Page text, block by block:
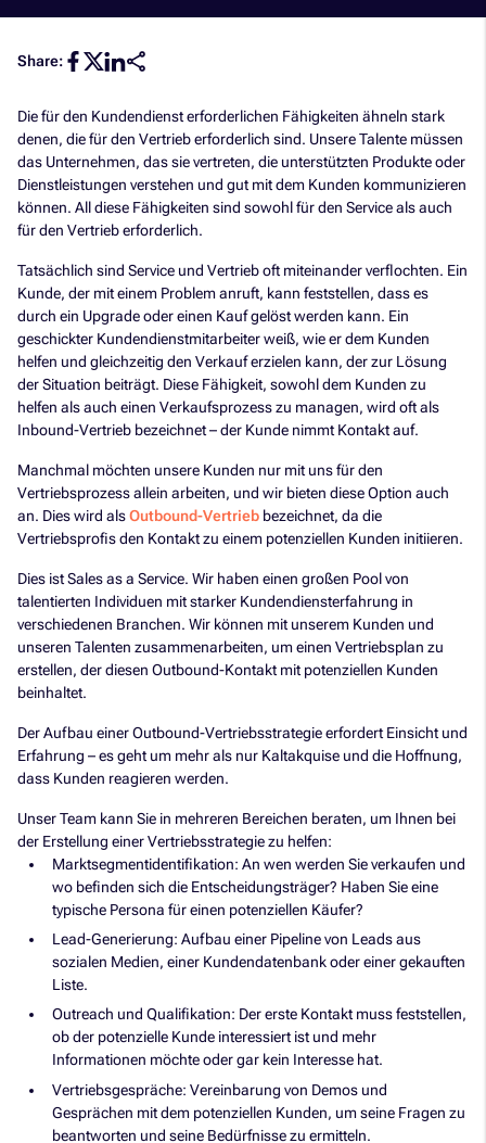
Share:
Die für den Kundendienst erforderlichen Fähigkeiten ähneln stark
denen, die für den Vertrieb erforderlich sind. Unsere Talente müssen
das Unternehmen, das sie vertreten, die unterstützten Produkte oder
Dienstleistungen verstehen und gut mit dem Kunden kommunizieren
können. All diese Fähigkeiten sind sowohl für den Service als auch
für den Vertrieb erforderlich.
Tatsächlich sind Service und Vertrieb oft miteinander verflochten. Ein
Kunde, der mit einem Problem anruft, kann feststellen, dass es
durch ein Upgrade oder einen Kauf gelöst werden kann. Ein
geschickter Kundendienstmitarbeiter weiß, wie er dem Kunden
helfen und gleichzeitig den Verkauf erzielen kann, der zur Lösung
der Situation beiträgt. Diese Fähigkeit, sowohl dem Kunden zu
helfen als auch einen Verkaufsprozess zu managen, wird oft als
Inbound-Vertrieb bezeichnet – der Kunde nimmt Kontakt auf.
Manchmal möchten unsere Kunden nur mit uns für den
Vertriebsprozess allein arbeiten, und wir bieten diese Option auch
an. Dies wird alsOutbound-Vertrieb bezeichnet, da die
Vertriebsprofis den Kontakt zu einem potenziellen Kunden initiieren.
Dies ist Sales as a Service. Wir haben einen großen Pool von
talentierten Individuen mit starker Kundendiensterfahrung in
verschiedenen Branchen. Wir können mit unserem Kunden und
unseren Talenten zusammenarbeiten, um einen Vertriebsplan zu
erstellen, der diesen Outbound-Kontakt mit potenziellen Kunden
beinhaltet.
Der Aufbau einer Outbound-Vertriebsstrategie erfordert Einsicht und
Erfahrung – es geht um mehr als nur Kaltakquise und die Hoffnung,
dass Kunden reagieren werden.
Unser Team kann Sie in mehreren Bereichen beraten, um Ihnen bei
der Erstellung einer Vertriebsstrategie zu helfen:
Marktsegmentidentifikation: An wen werden Sie verkaufen und
wo befinden sich die Entscheidungsträger? Haben Sie eine
typische Persona für einen potenziellen Käufer?
Lead-Generierung: Aufbau einer Pipeline von Leads aus
sozialen Medien, einer Kundendatenbank oder einer gekauften
Liste.
Outreach und Qualifikation: Der erste Kontakt muss feststellen,
ob der potenzielle Kunde interessiert ist und mehr
Informationen möchte oder gar kein Interesse hat.
Vertriebsgespräche: Vereinbarung von Demos und
Gesprächen mit dem potenziellen Kunden, um seine Fragen zu
beantworten und seine Bedürfnisse zu ermitteln.